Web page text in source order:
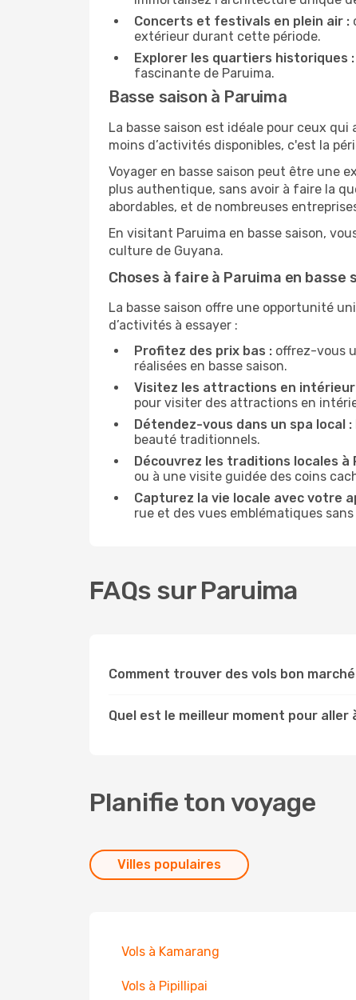
Concerts et festivals en plein air :
extérieur durant cette période.
Explorer les quartiers historiques :
fascinante de Paruima.
Basse saison à Paruima
La basse saison est idéale pour ceux
moins d’activités disponibles, c'est la
Voyager en basse saison peut être une
plus authentique, sans avoir à faire la
abordables, et de nombreuses
En visitant Paruima en basse saison,
culture de Guyana.
Choses à faire à Paruima en basse
La basse saison offre une opportunité
d’activités à essayer :
Profitez des prix bas : offrez-vous
réalisées en basse saison.
Visitez les attractions en intérieur
pour visiter des attractions en
Détendez-vous dans un spa local :
beauté traditionnels.
Découvrez les traditions locales à
ou à une visite guidée des coins
Capturez la vie locale avec votre
rue et des vues emblématiques
FAQs sur Paruima
Comment trouver des vols bon
Quel est le meilleur moment pour aller
Planifie ton voyage
Villes populaires
Vols à Kamarang
Vols à Pipillipai